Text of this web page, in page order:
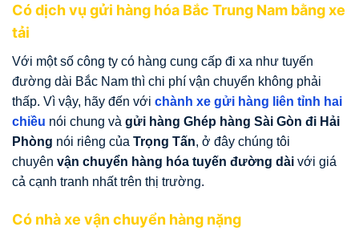
Có dịch vụ gửi hàng hóa Bắc Trung Nam bằng xe
tải
Với một số công ty có hàng cung cấp đi xa như tuyến
đường dài Bắc Nam thì chi phí vận chuyển không phải
thấp. Vì vậy, hãy đến với chành xe gửi hàng liên tỉnh hai
chiều nói chung và gửi hàng Ghép hàng Sài Gòn đi Hải
Phòng nói riêng của Trọng Tấn, ở đây chúng tôi
chuyên vận chuyển hàng hóa tuyến đường dài với giá
cả cạnh tranh nhất trên thị trường.
Có nhà xe vận chuyển hàng nặng